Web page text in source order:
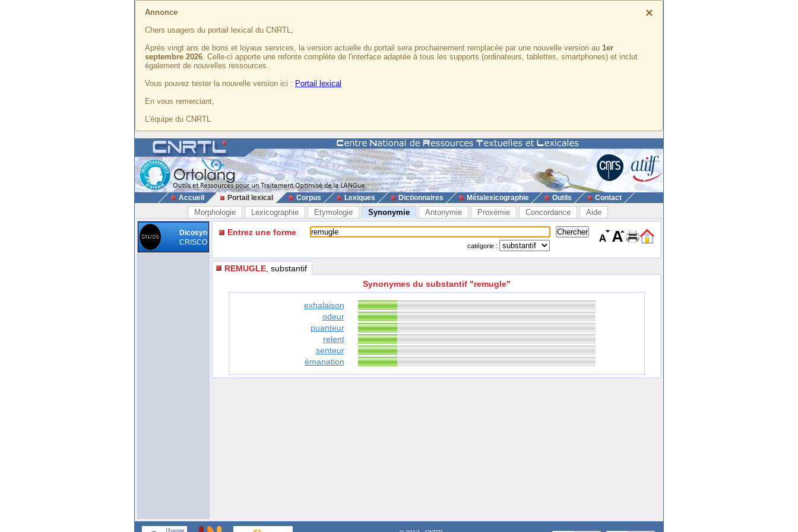
×
Annonce
Chers usagers du portail lexical du CNRTL,
Après vingt ans de bons et loyaux services, la version actuelle du portail sera prochainement remplacée par une nouvelle version au 1er
septembre 2026. Celle-ci apporte une refonte complète de l'interface adaptée à tous les supports (ordinateurs, tablettes, smartphones) et inclut
également de nouvelles ressources.
Vous pouvez tester la nouvelle version ici : Portail lexical
En vous remerciant,
L'équipe du CNRTL
Accueil Portail lexical Corpus Lexiques Dictionnaires Métalexicographie Outils Contact
Morphologie Lexicographie Etymologie Synonymie Antonymie Proxémie Concordance Aide
Dicosyn
CRISCO
Entrez une forme
catégorie :
REMUGLE , substantif
Synonymes du substantif "remugle"
exhalaison
odeur
puanteur
relent
senteur
émanation